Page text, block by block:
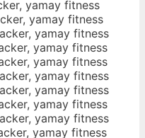
yamay fitness
yamay fitness
yamay fitness
yamay fitness
yamay fitness
yamay fitness
yamay fitness
yamay fitness
yamay fitness
yamay fitness